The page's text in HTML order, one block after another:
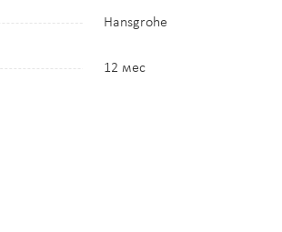
Hansgrohe
12 мес